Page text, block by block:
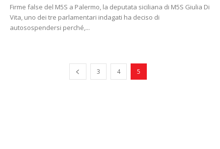
Firme false del M5S a Palermo, la deputata siciliana di M5S Giulia Di
Vita, uno dei tre parlamentari indagati ha deciso di
autosospendersi perché,...
3 4 5